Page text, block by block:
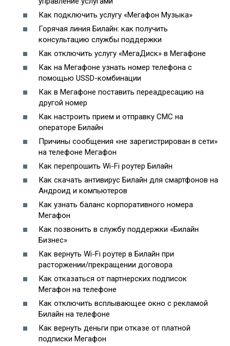
Как подключить услугу «Мегафон Музыка»
Горячая линия Билайн: как получить
консультацию службы поддержки
Как отключить услугу «МегаДиск» в Мегафоне
Как на Мегафоне узнать номер телефона с
помощью USSD-комбинации
Как в Мегафоне поставить переадресацию на
другой номер
Как настроить прием и отправку СМС на
операторе Билайн
Причины сообщения «не зарегистрирован в сети»
на телефоне Мегафон
Как перепрошить Wi-Fi роутер Билайн
Как скачать антивирус Билайн для смартфонов на
Андроид и компьютеров
Как узнать баланс корпоративного номера
Мегафон
Как позвонить в службу поддержки «Билайн
Бизнес»
Как вернуть Wi-Fi роутер в Билайн при
расторжении/прекращении договора
Как отказаться от партнерских подписок
Мегафон на телефоне
Как отключить всплывающее окно с рекламой
Билайн на телефоне
Как вернуть деньги при отказе от платной
подписки Мегафон